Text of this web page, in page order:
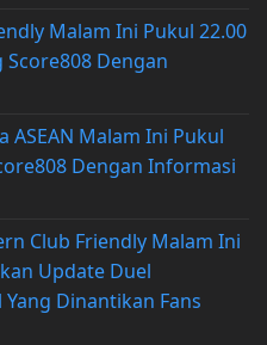
Malam Ini Pukul 22.00
Dengan
ASEAN Malam Ini Pukul
Dengan Informasi
Club Friendly Malam Ini
Update Duel
Dinantikan Fans